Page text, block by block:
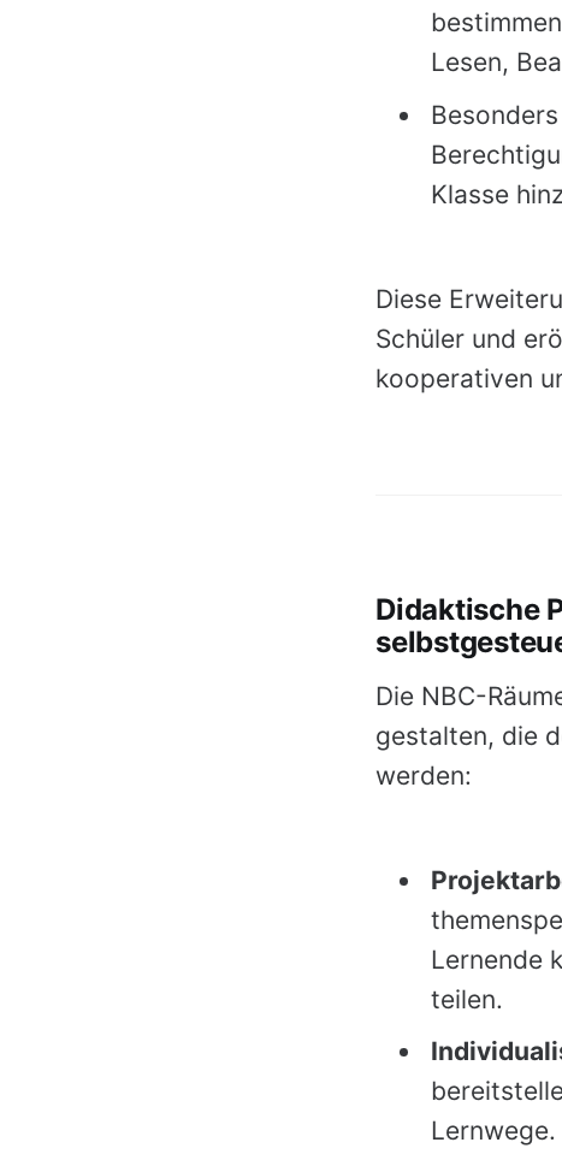
Lesen,
Klasse
Diese
Schüler und
kooperativen
Didaktische
Die NBC-
gestalten, die
werden:
Lernende
teilen.
Lernwege.